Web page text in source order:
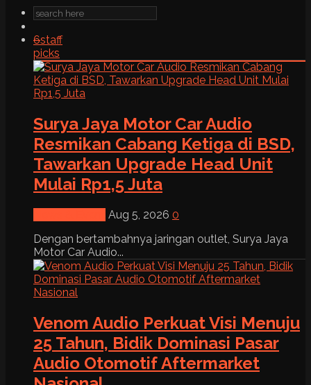
6staff
picks
Surya Jaya Motor Car Audio
Resmikan Cabang Ketiga di BSD,
Tawarkan Upgrade Head Unit
Mulai Rp1,5 Juta
Aug 5, 2026 0
Dengan bertambahnya jaringan outlet, Surya Jaya
Motor Car Audio...
Venom Audio Perkuat Visi Menuju
25 Tahun, Bidik Dominasi Pasar
Audio Otomotif Aftermarket